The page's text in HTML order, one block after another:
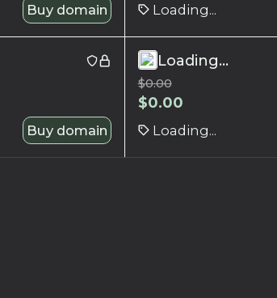
Buy domain Loading...
Buy domain
Loading...
$0.00
$0.00
Loading...